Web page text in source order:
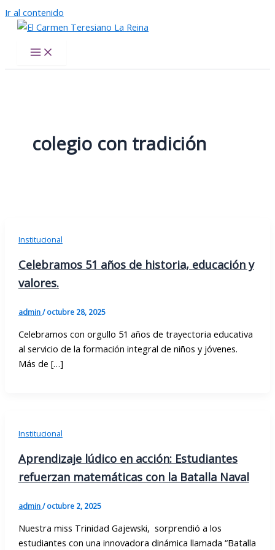
Ir al contenido
colegio con tradición
Institucional
Celebramos 51 años de historia, educación y
valores.
admin/octubre 28, 2025
Celebramos con orgullo 51 años de trayectoria educativa
al servicio de la formación integral de niños y jóvenes.
Más de […]
Institucional
Aprendizaje lúdico en acción: Estudiantes
refuerzan matemáticas con la Batalla Naval
admin/octubre 2, 2025
Nuestra miss Trinidad Gajewski, sorprendió a los
estudiantes con una innovadora dinámica llamada “Batalla